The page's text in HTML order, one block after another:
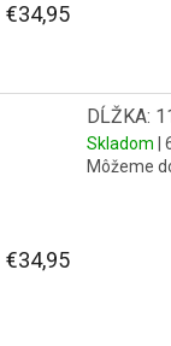
€34,95
DĹŽKA:
Skladom |
Môžeme
€34,95